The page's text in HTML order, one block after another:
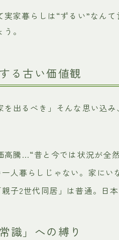
家暮らしは“ずるい”なん
。
る古い価値観
を出るべき」そんな思い込
高騰…“昔と今では状況が全
人暮らしじゃない。家にい
子2世代同居」は普通。日
識」への縛り